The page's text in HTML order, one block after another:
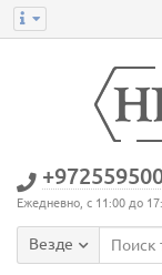
Ежедневно, с 11:00 до
Везде